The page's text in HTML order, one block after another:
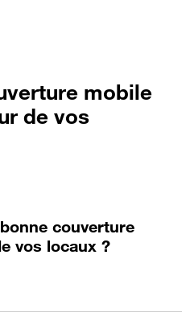
mobile
de vos
couverture
vos locaux ?